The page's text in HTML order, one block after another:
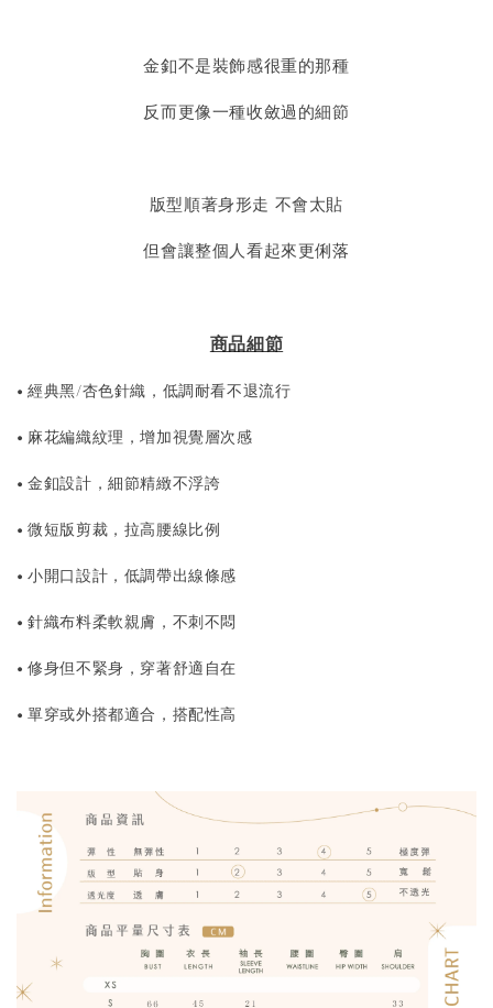
金釦不是裝飾感很重的那種
反而更像一種收斂過的細節
版型順著身形走 不會太貼
但會讓整個人看起來更俐落
商品細節
• 經典黑/杏色針織，低調耐看不退流行
• 麻花編織紋理，增加視覺層次感
• 金釦設計，細節精緻不浮誇
• 微短版剪裁，拉高腰線比例
• 小開口設計，低調帶出線條感
• 針織布料柔軟親膚，不刺不悶
• 修身但不緊身，穿著舒適自在
• 單穿或外搭都適合，搭配性高